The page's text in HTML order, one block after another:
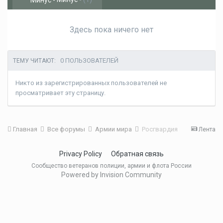
Здесь пока ничего нет
ТЕМУ ЧИТАЮТ: 0 ПОЛЬЗОВАТЕЛЕЙ
Никто из зарегистрированных пользователей не
просматривает эту страницу.
Лента
Главная Все форумы Армии мира Росгвардия
Privacy Policy Обратная связь
Сообщество ветеранов полиции, армии и флота России
Powered by Invision Community